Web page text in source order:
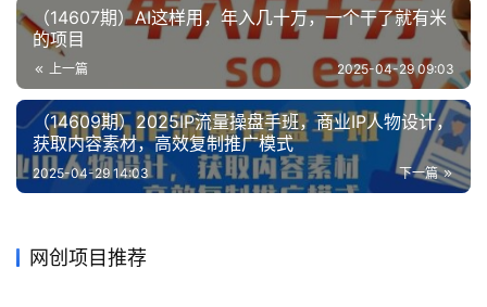
（14607期）AI这样用，年入几十万，一个干了就有米
的项目
上一篇 2025-04-29 09:03
（14609期）2025IP流量操盘手班，商业IP人物设计，
获取内容素材，高效复制推广模式
下一篇
2025-04-29 14:03
网创项目推荐